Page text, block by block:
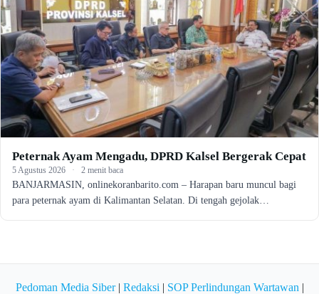
Peternak Ayam Mengadu, DPRD Kalsel Bergerak Cepat
5 Agustus 2026 · 2 menit baca
BANJARMASIN, onlinekoranbarito.com – Harapan baru muncul bagi
para peternak ayam di Kalimantan Selatan. Di tengah gejolak…
Pedoman Media Siber| Redaksi | SOP Perlindungan Wartawan |